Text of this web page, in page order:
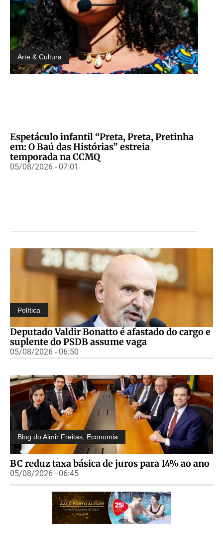
Arte & Cultura
Espetáculo infantil “Preta, Preta, Pretinha
em: O Baú das Histórias” estreia
temporada na CCMQ
05/08/2026 - 07:01
Política
Deputado Valdir Bonatto é afastado do cargo e
suplente do PSDB assume vaga
05/08/2026 - 06:50
Blog do Almir Freitas Economia
BC reduz taxa básica de juros para 14% ao ano
05/08/2026 - 06:45